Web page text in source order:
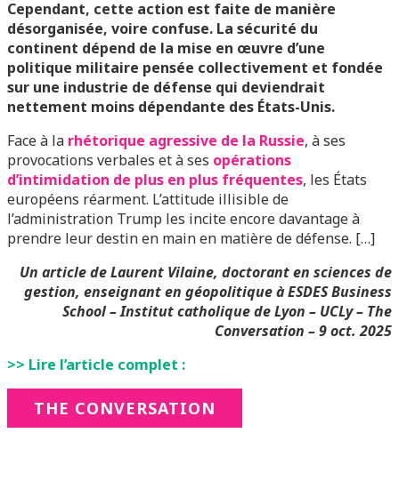
Cependant, cette action est faite de manière
désorganisée, voire confuse. La sécurité du
continent dépend de la mise en œuvre d’une
politique militaire pensée collectivement et fondée
sur une industrie de défense qui deviendrait
nettement moins dépendante des États-Unis.
Face à la rhétorique agressive de la Russie, à ses
provocations verbales et à ses opérations
d’intimidation de plus en plus fréquentes, les États
européens réarment. L’attitude illisible de
l’administration Trump les incite encore davantage à
prendre leur destin en main en matière de défense. […]
Un article de Laurent Vilaine, doctorant en sciences de
gestion, enseignant en géopolitique à ESDES Business
School – Institut catholique de Lyon – UCLy – The
Conversation – 9 oct. 2025
>> Lire l’article complet :
THE CONVERSATION